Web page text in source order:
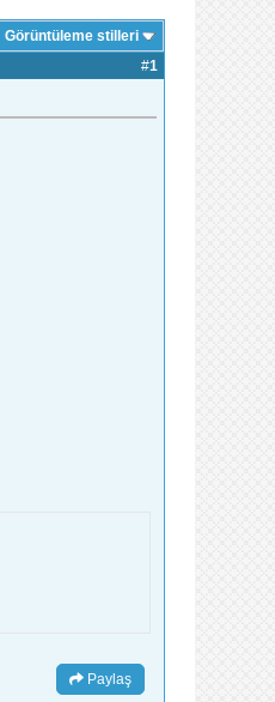
Görüntüleme stilleri
#1
Paylaş